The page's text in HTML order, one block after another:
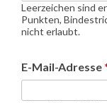
Leerzeichen sind
Punkten,
nicht erlaubt.
E-Mail-Adresse